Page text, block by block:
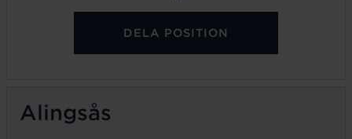
DELA POSITION
Alingsås